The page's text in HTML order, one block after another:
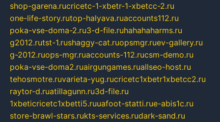
shop-garena.rucricetc-1-xbetr-1-xbetcc-2.ru
one-life-story.rutop-halyava.ruaccounts112.ru
poka-vse-doma-2.ru3-d-file.ruhahahaharms.ru
g2012.rutst-1.rushaggy-cat.ruopsmgr.ruev-gallery.ru
g-2012.ruops-mgr.ruaccounts-112.rucsm-demo.ru
poka-vse-doma2.ruairgungames.ruallseo-host.ru
tehosmotre.ruvarieta-yug.rucricetc1xbetr1xbetcc2.ru
raytor-d.ruatillagunn.ru3d-file.ru
1xbeticricetc1xbetti5.ruuafoot-statti.rue-abis1c.ru
store-brawl-stars.rukts-services.rudark-sand.ru